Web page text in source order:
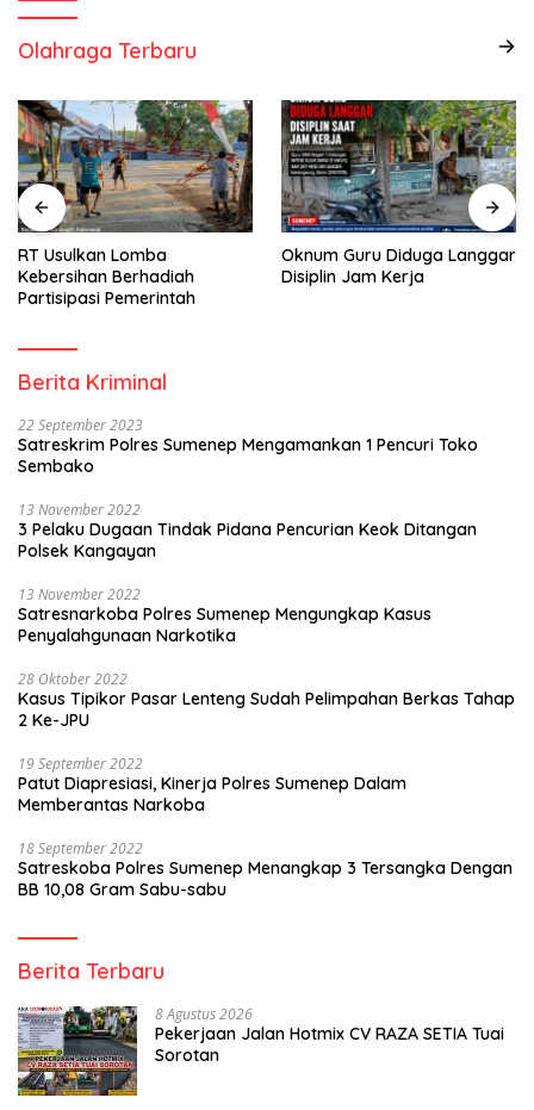
Olahraga Terbaru
RT Usulkan Lomba
Kebersihan Berhadiah
Partisipasi Pemerintah
Oknum Guru Diduga Langgar
Disiplin Jam Kerja
Berita Kriminal
22 September 2023
Satreskrim Polres Sumenep Mengamankan 1 Pencuri Toko
Sembako
13 November 2022
3 Pelaku Dugaan Tindak Pidana Pencurian Keok Ditangan
Polsek Kangayan
13 November 2022
Satresnarkoba Polres Sumenep Mengungkap Kasus
Penyalahgunaan Narkotika
28 Oktober 2022
Kasus Tipikor Pasar Lenteng Sudah Pelimpahan Berkas Tahap
2 Ke-JPU
19 September 2022
Patut Diapresiasi, Kinerja Polres Sumenep Dalam
Memberantas Narkoba
18 September 2022
Satreskoba Polres Sumenep Menangkap 3 Tersangka Dengan
BB 10,08 Gram Sabu-sabu
Berita Terbaru
8 Agustus 2026
Pekerjaan Jalan Hotmix CV RAZA SETIA Tuai
Sorotan